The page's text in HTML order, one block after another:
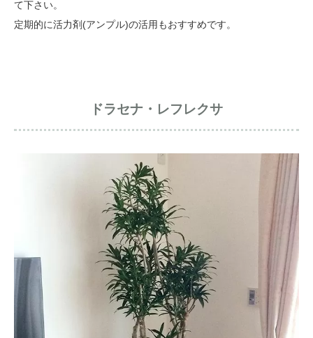
て下さい。
定期的に活力剤(アンプル)の活用もおすすめです。
ドラセナ・レフレクサ